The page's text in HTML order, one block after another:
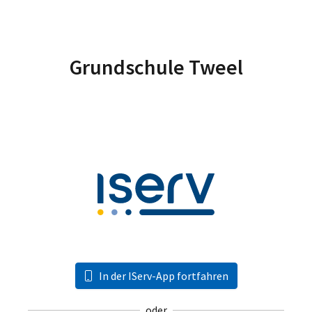
Grundschule Tweel
In der IServ-App fortfahren